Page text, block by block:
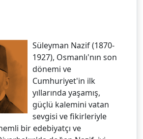
Süleyman Nazif (1870-
1927), Osmanlı'nın son
dönemi ve
Cumhuriyet'in ilk
yıllarında yaşamış,
güçlü kalemini vatan
sevgisi ve fikirleriyle
bir edebiyatçı ve